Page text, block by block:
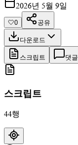
2026년 5월 9일
🤍0 공유
다운로드
스크립트 댓글
스크립트
44행